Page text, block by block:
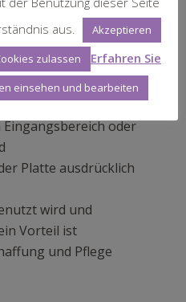
es gut.
Wahl, wenn:
Charakter haben
oder
Platte ausdrücklich
wird und
Vorteil ist
und Pflege
aus.
Akzeptieren
zulassen
Erfahren Sie
einsehen und bearbeiten